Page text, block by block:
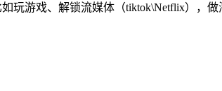
玩游戏、解锁流媒体（tiktok\Netflix），做